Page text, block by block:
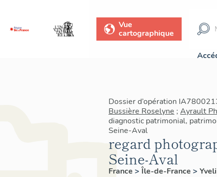
Vue
cartographique
Dossier d’opération
Bussière Roselyne ; Ayrault
diagnostic patrimonial,
Seine-Aval
regard
Seine-Aval
France > Île-de-France >